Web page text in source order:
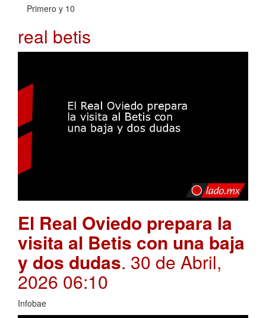
Primero y 10
real betis
El Real Oviedo prepara la
visita al Betis con una baja
y dos dudas. 30 de Abril,
2026 06:10
Infobae